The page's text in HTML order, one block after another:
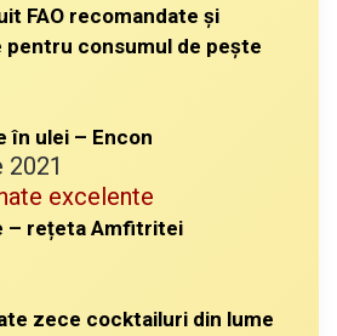
FAO recomandate și
pentru consumul de pește
în ulei – Encon
– rețeta Amfitritei
zece cocktailuri din lume